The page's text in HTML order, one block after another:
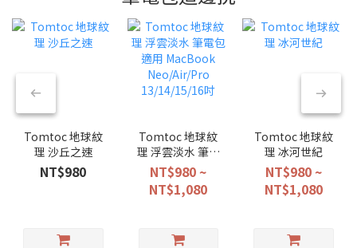
Tomtoc 地球紋
理 沙丘之速
NT$980
Tomtoc 地球紋
理 浮雲淡水 筆電
包 適用
MacBook
Neo/Air/Pro
NT$980 ~
NT$1,080
Tomtoc 地球紋
理 冰河世紀
NT$980 ~
NT$1,080